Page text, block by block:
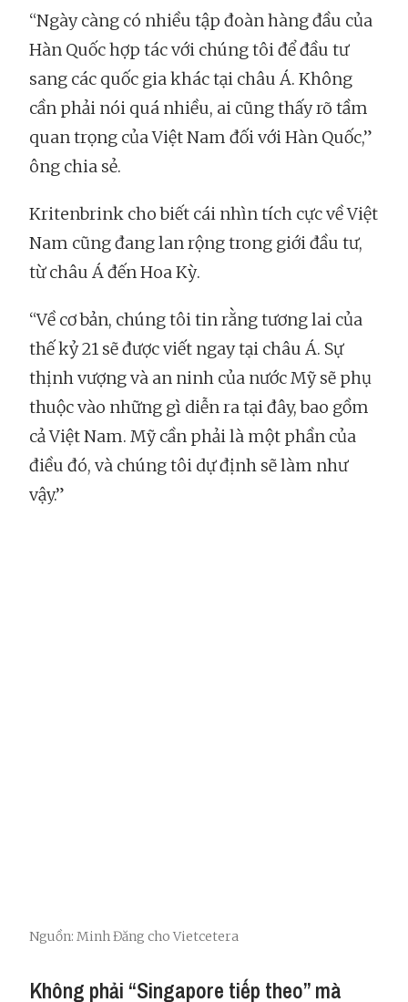
“Ngày càng có nhiều tập đoàn hàng đầu của
Hàn Quốc hợp tác với chúng tôi để đầu tư
sang các quốc gia khác tại châu Á. Không
cần phải nói quá nhiều, ai cũng thấy rõ tầm
quan trọng của Việt Nam đối với Hàn Quốc,”
ông chia sẻ.
Kritenbrink cho biết cái nhìn tích cực về Việt
Nam cũng đang lan rộng trong giới đầu tư,
từ châu Á đến Hoa Kỳ.
“Về cơ bản, chúng tôi tin rằng tương lai của
thế kỷ 21 sẽ được viết ngay tại châu Á. Sự
thịnh vượng và an ninh của nước Mỹ sẽ phụ
thuộc vào những gì diễn ra tại đây, bao gồm
cả Việt Nam. Mỹ cần phải là một phần của
điều đó, và chúng tôi dự định sẽ làm như
vậy.”
Nguồn: Minh Đăng cho Vietcetera
Không phải “Singapore tiếp theo” mà